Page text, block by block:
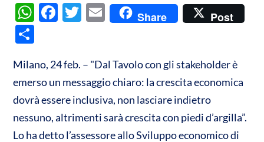
W
s
A
p
p
F
b
o
o
k
T
er
E
Share Post
n
di
vi
di
Milano, 24 feb. – "Dal Tavolo con gli stakeholder è
emerso un messaggio chiaro: la crescita economica
dovrà essere inclusiva, non lasciare indietro
nessuno, altrimenti sarà crescita con piedi d’argilla”.
Lo ha detto l’assessore allo Sviluppo economico di